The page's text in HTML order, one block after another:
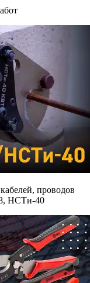
проводов
НСТи-40